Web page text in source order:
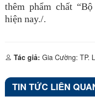
thêm phẩm chất
hiện nay./.
Tác giả: Gia Cường: TP.
TIN TỨC LIÊN